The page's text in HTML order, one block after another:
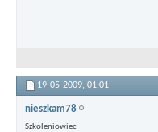
19-05-2009, 01:01
nieszkam78
Szkoleniowiec